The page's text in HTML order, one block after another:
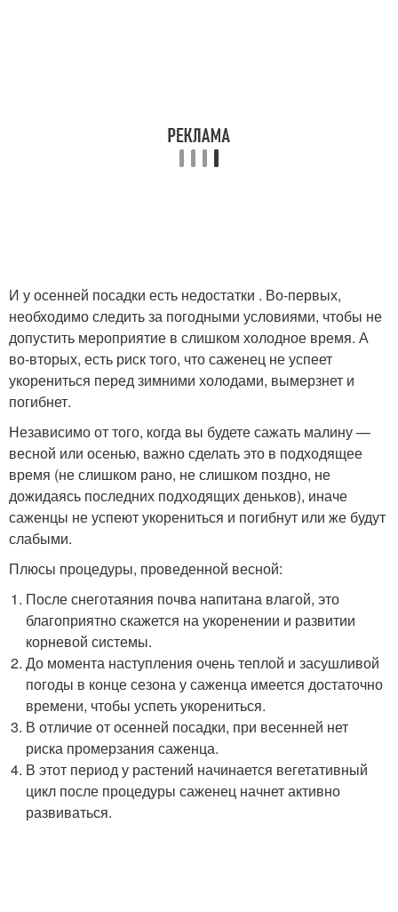
И у осенней посадки есть недостатки . Во-первых,
необходимо следить за погодными условиями, чтобы не
допустить мероприятие в слишком холодное время. А
во-вторых, есть риск того, что саженец не успеет
укорениться перед зимними холодами, вымерзнет и
погибнет.
Независимо от того, когда вы будете сажать малину —
весной или осенью, важно сделать это в подходящее
время (не слишком рано, не слишком поздно, не
дожидаясь последних подходящих деньков), иначе
саженцы не успеют укорениться и погибнут или же будут
слабыми.
Плюсы процедуры, проведенной весной:
После снеготаяния почва напитана влагой, это
благоприятно скажется на укоренении и развитии
корневой системы.
До момента наступления очень теплой и засушливой
погоды в конце сезона у саженца имеется достаточно
времени, чтобы успеть укорениться.
В отличие от осенней посадки, при весенней нет
риска промерзания саженца.
В этот период у растений начинается вегетативный
цикл после процедуры саженец начнет активно
развиваться.